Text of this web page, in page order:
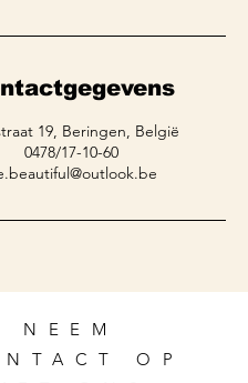
19, Beringen, België
0478/17-10-60
NEEM
OP